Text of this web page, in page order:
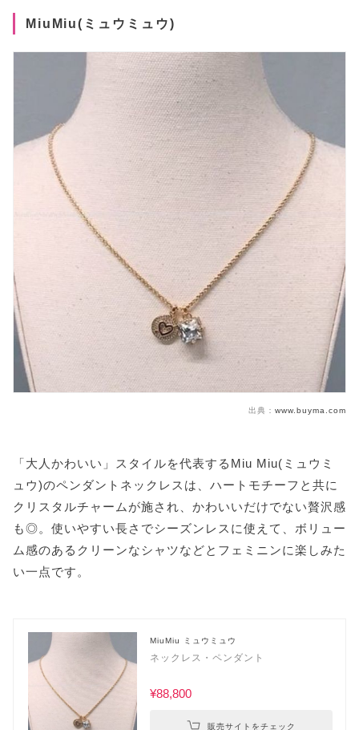
MiuMiu(ミュウミュウ)
出典： www.buyma.com
「大人かわいい」スタイルを代表するMiu Miu(ミュウミ
ュウ)のペンダントネックレスは、ハートモチーフと共に
クリスタルチャームが施され、かわいいだけでない贅沢感
も◎。使いやすい長さでシーズンレスに使えて、ボリュー
ム感のあるクリーンなシャツなどとフェミニンに楽しみた
い一点です。
MiuMiu ミュウミュウ
ネックレス・ペンダント
¥88,800
販売サイトをチェック